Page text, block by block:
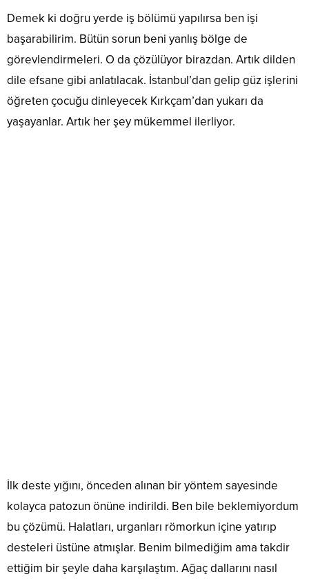
Demek ki doğru yerde iş bölümü yapılırsa ben işi
başarabilirim. Bütün sorun beni yanlış bölge de
görevlendirmeleri. O da çözülüyor birazdan. Artık dilden
dile efsane gibi anlatılacak. İstanbul’dan gelip güz işlerini
öğreten çocuğu dinleyecek Kırkçam’dan yukarı da
yaşayanlar. Artık her şey mükemmel ilerliyor.
İlk deste yığını, önceden alınan bir yöntem sayesinde
kolayca patozun önüne indirildi. Ben bile beklemiyordum
bu çözümü. Halatları, urganları römorkun içine yatırıp
desteleri üstüne atmışlar. Benim bilmediğim ama takdir
ettiğim bir şeyle daha karşılaştım. Ağaç dallarını nasıl